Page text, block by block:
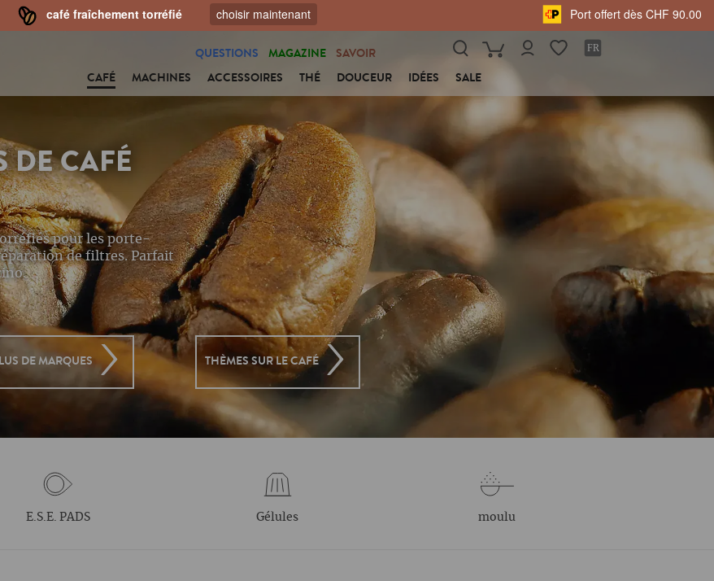
café fraîchement torréfié choisir maintenant Port offert dès CHF 90.00
CAFÉ MACHINES ACCESSOIRES THÉ DOUCEUR IDÉES SALE
QUESTIONS MAGAZINE SAVOIR
DE CAFÉ
pour les porte-
de filtres. Parfait
DE MARQUES THÈMES SUR LE CAFÉ
E.S.E. PADS Gélules moulu